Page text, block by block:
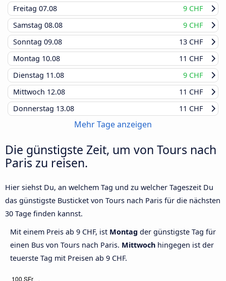
Freitag 07.08
9 CHF
Samstag 08.08
9 CHF
Sonntag 09.08
13 CHF
Montag 10.08
11 CHF
Dienstag 11.08
9 CHF
Mittwoch 12.08
11 CHF
Donnerstag 13.08 11 CHF
Mehr Tage anzeigen
Die günstigste Zeit, um von Tours nach
Paris zu reisen.
Hier siehst Du, an welchem Tag und zu welcher Tageszeit Du
das günstigste Busticket von Tours nach Paris für die nächsten
30 Tage finden kannst.
Mit einem Preis ab 9 CHF, ist Montag der günstigste Tag für
einen Bus von Tours nach Paris. Mittwoch hingegen ist der
teuerste Tag mit Preisen ab 9 CHF.